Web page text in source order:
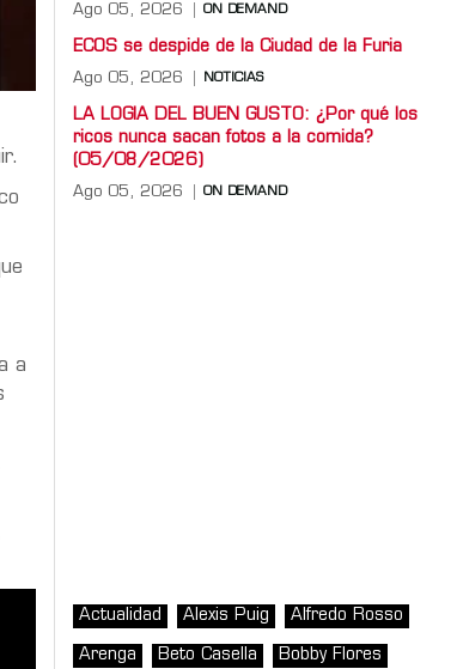
a
Ago 05, 2026 ON DEMAND
ECOS se despide de la Ciudad de la Furia
Ago 05, 2026 NOTICIAS
LA LOGIA DEL BUEN GUSTO: ¿Por qué los
ricos nunca sacan fotos a la comida?
(05/08/2026)
Ago 05, 2026 ON DEMAND
Actualidad Alexis Puig Alfredo Rosso
Arenga Beto Casella Bobby Flores